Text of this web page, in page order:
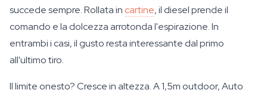
succede sempre. Rollata in cartine, il diesel prende il
comando e la dolcezza arrotonda l'espirazione. In
entrambi i casi, il gusto resta interessante dal primo
all'ultimo tiro.
Il limite onesto? Cresce in altezza. A 1,5m outdoor, Auto